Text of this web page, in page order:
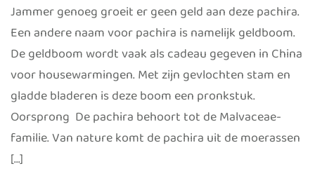
Jammer genoeg groeit er geen geld aan deze pachira.
Een andere naam voor pachira is namelijk geldboom.
De geldboom wordt vaak als cadeau gegeven in China
voor housewarmingen. Met zijn gevlochten stam en
gladde bladeren is deze boom een pronkstuk.
Oorsprong De pachira behoort tot de Malvaceae-
familie. Van nature komt de pachira uit de moerassen
[…]